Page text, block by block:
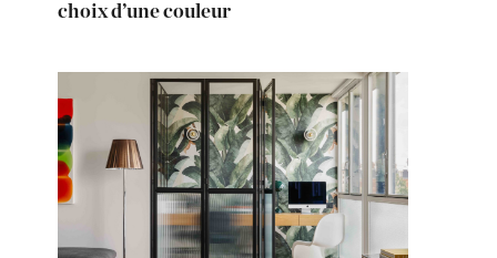
choix d’une couleur